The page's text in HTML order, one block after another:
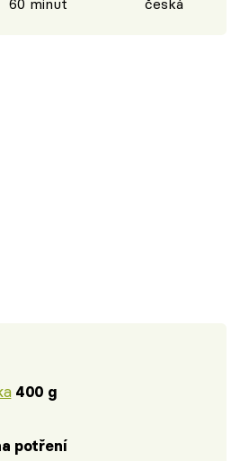
60 minut česká
400 g
potření